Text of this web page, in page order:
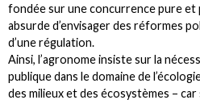
fondée sur une concurrence pure et
absurde d’envisager des réformes
d’une régulation.
Ainsi, l’agronome insiste sur la
publique dans le domaine de
des milieux et des écosystèmes –